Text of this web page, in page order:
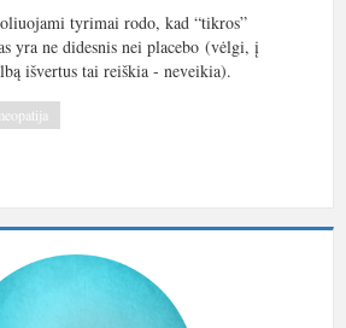
tyrimai rodo, kad “tikros”
yra ne didesnis nei placebo (vėlgi, į
išvertus tai reiškia - neveikia).